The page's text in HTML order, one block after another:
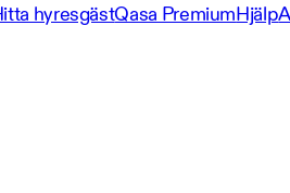
hyresgästQasa PremiumHjälp